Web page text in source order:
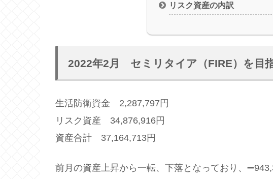
リスク資産の内訳
2022年2月 セミリタイア（FIRE）を目
生活防衛資金 2,287,797円
リスク資産 34,876,916円
資産合計 37,164,713円
前月の資産上昇から一転、下落となっており、